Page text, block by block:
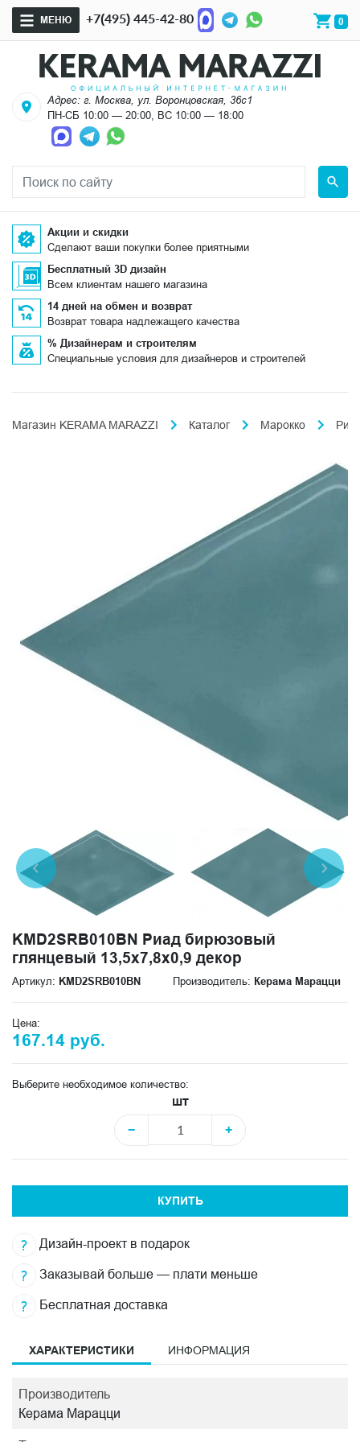
МЕНЮ +7(495) 445-42-80 0
Адрес: г. Москва, ул. Воронцовская, 36с1
ПН-СБ 10:00 — 20:00, ВС 10:00 — 18:00
Акции и скидки
Сделают ваши покупки более приятными
Бесплатный 3D дизайн
Всем клиентам нашего магазина
14 дней на обмен и возврат
Возврат товара надлежащего качества
% Дизайнерам и строителям
Специальные условия для дизайнеров и строителей
Магазин KERAMA MARAZZI Каталог Марокко
KMD2SRB010BN Риад бирюзовый
глянцевый 13,5x7,8x0,9 декор
Артикул: KMD2SRB010BN Производитель: Керама Марацци
Цена:
167.14 руб.
Выберите необходимое количество:
шт
−
+
КУПИТЬ
Дизайн-проект в подарок
Заказывай больше — плати меньше
Бесплатная доставка
ХАРАКТЕРИСТИКИ ИНФОРМАЦИЯ
Производитель
Керама Марацци